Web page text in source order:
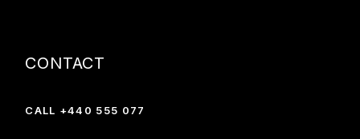
CONTACT
CALL +440 555 077